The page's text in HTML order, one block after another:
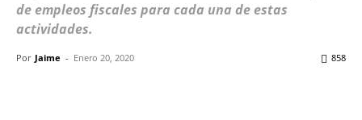
de empleos fiscales para cada una de estas
actividades.
Por Jaime - Enero 20, 2020 858